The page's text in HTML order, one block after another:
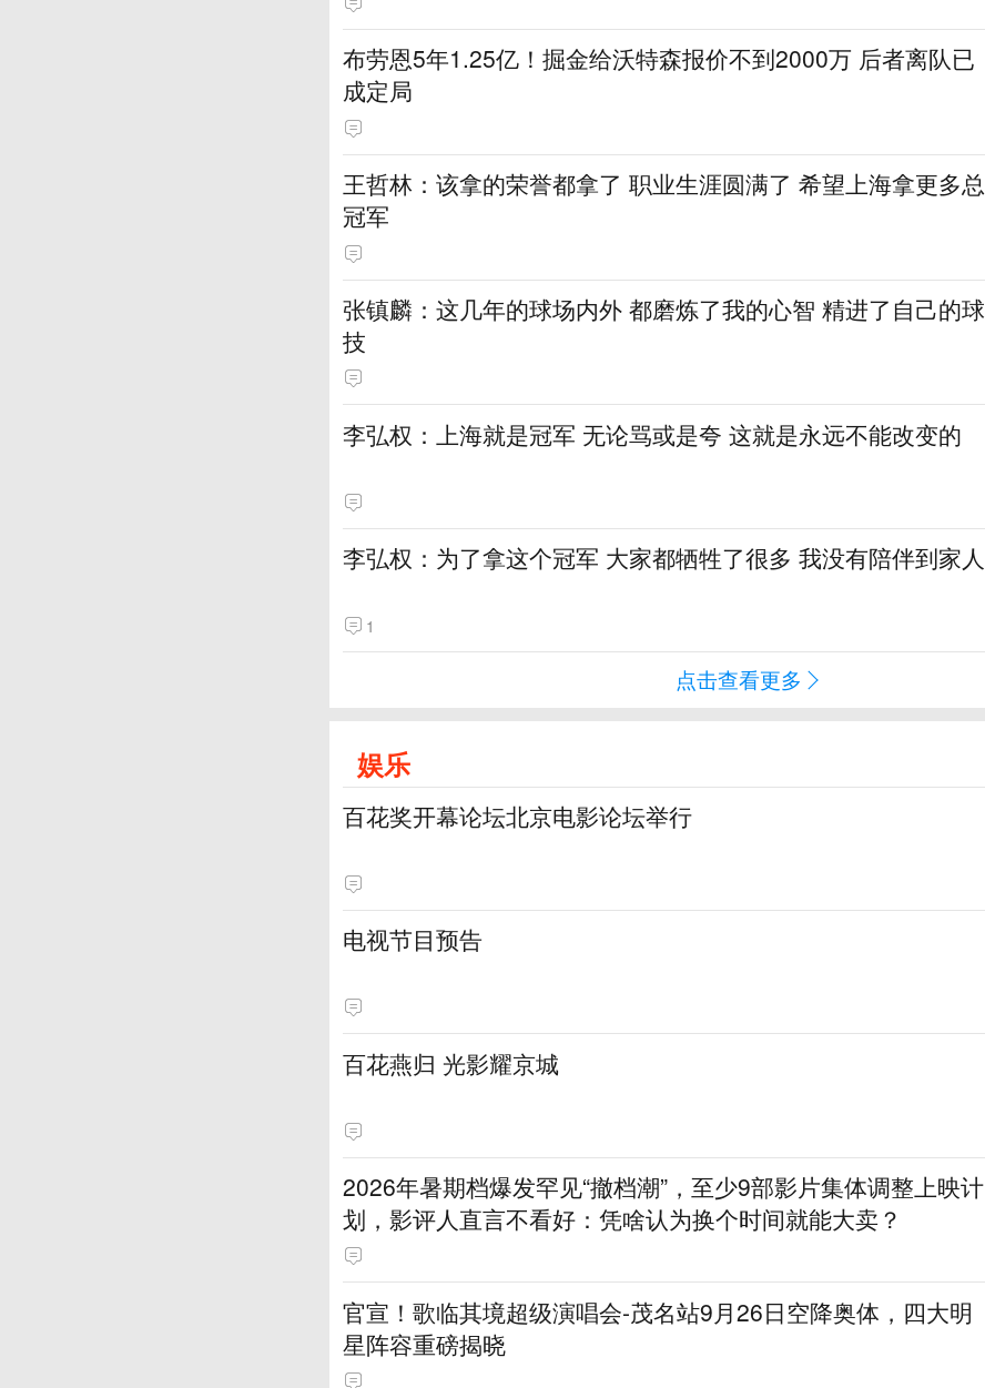
布劳恩5年1.25亿！掘金给沃特森报价不到2000万 后者离队已
成定局
王哲林：该拿的荣誉都拿了 职业生涯圆满了 希望上海拿更多总
冠军
张镇麟：这几年的球场内外 都磨炼了我的心智 精进了自己的球
技
李弘权：上海就是冠军 无论骂或是夸 这就是永远不能改变的
李弘权：为了拿这个冠军 大家都牺牲了很多 我没有陪伴到家人
1
点击查看更多
娱乐
百花奖开幕论坛北京电影论坛举行
电视节目预告
百花燕归 光影耀京城
2026年暑期档爆发罕见“撤档潮”，至少9部影片集体调整上映计
划，影评人直言不看好：凭啥认为换个时间就能大卖？
官宣！歌临其境超级演唱会-茂名站9月26日空降奥体，四大明
星阵容重磅揭晓